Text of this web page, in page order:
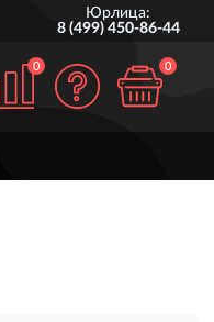
Юрлица:
8 (499) 450-86-44
0 0